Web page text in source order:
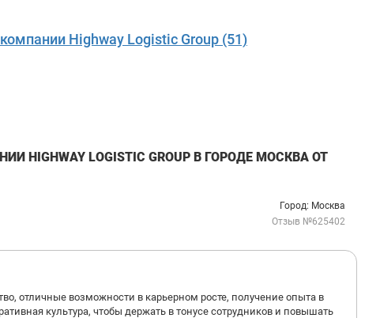
Highway Logistic Group (51)
LOGISTIC GROUP В ГОРОДЕ МОСКВА ОТ
Город: Москва
Отзыв №625402
отличные возможности в карьерном росте, получение опыта в
культура, чтобы держать в тонусе сотрудников и повышать